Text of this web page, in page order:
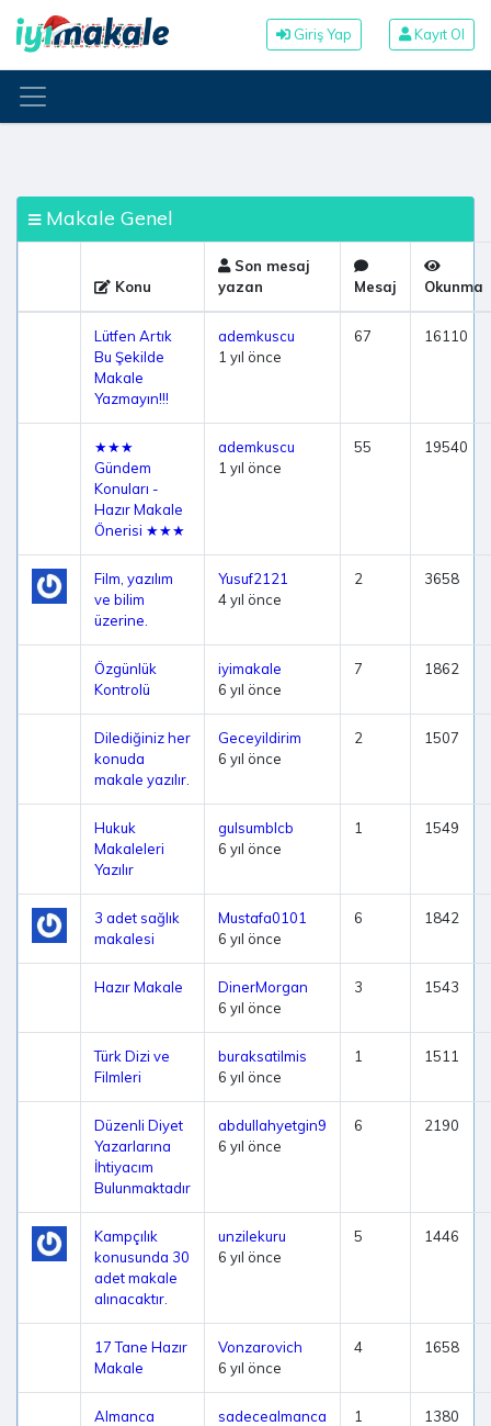
Giriş Yap Kayıt Ol
Makale Genel
Konu
Son mesaj
yazan
Mesaj Okunma
Lütfen Artık
Bu Şekilde
Makale
Yazmayın!!!
ademkuscu
1 yıl önce
67 16110
★★★
Gündem
Konuları -
Hazır Makale
Önerisi ★★★
ademkuscu
1 yıl önce
55 19540
Film, yazılım
ve bilim
üzerine.
Yusuf2121
4 yıl önce
2 3658
Özgünlük
Kontrolü
iyimakale
6 yıl önce
7 1862
Dilediğiniz her
konuda
makale yazılır.
Geceyildirim
6 yıl önce
2 1507
Hukuk
Makaleleri
Yazılır
gulsumblcb
6 yıl önce
1 1549
3 adet sağlık
makalesi
Mustafa0101
6 yıl önce
6 1842
Hazır Makale
DinerMorgan
6 yıl önce
3 1543
Türk Dizi ve
Filmleri
buraksatilmis
6 yıl önce
1 1511
Düzenli Diyet
Yazarlarına
İhtiyacım
Bulunmaktadır
abdullahyetgin9
6 yıl önce
6 2190
Kampçılık
konusunda 30
adet makale
alınacaktır.
unzilekuru
6 yıl önce
5 1446
17 Tane Hazır
Makale
Vonzarovich
6 yıl önce
4 1658
Almanca
sadecealmanca
1 1380